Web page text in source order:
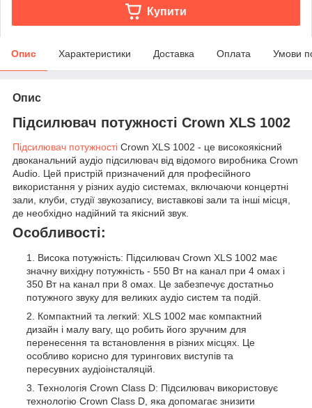
Купити
Опис Характеристики Доставка Оплата Умови
Опис
Підсилювач потужності Crown XLS 1002
Підсилювач потужності Crown XLS 1002 - це високоякісний
двоканальний аудіо підсилювач від відомого виробника Crown
Audio. Цей пристрій призначений для професійного
використання у різних аудіо системах, включаючи концертні
зали, клуби, студії звукозапису, виставкові зали та інші місця,
де необхідно надійний та якісний звук.
Особливості:
Висока потужність: Підсилювач Crown XLS 1002 має
значну вихідну потужність - 550 Вт на канал при 4 омах і
350 Вт на канал при 8 омах. Це забезпечує достатньо
потужного звуку для великих аудіо систем та подій.
Компактний та легкий: XLS 1002 має компактний
дизайн і малу вагу, що робить його зручним для
перенесення та встановлення в різних місцях. Це
особливо корисно для турингових виступів та
пересувних аудіоінсталяцій.
Технологія Crown Class D: Підсилювач використовує
технологію Crown Class D, яка допомагає знизити